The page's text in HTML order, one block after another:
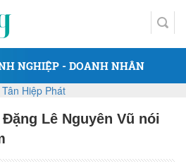
NGHIỆP - DOANH NHÂN
Lê Nguyên Vũ nói